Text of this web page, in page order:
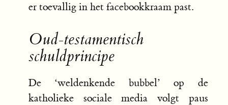
er toevallig in het facebookkraam past.
Oud-testamentisch
schuldprincipe
De ‘weldenkende bubbel’ op de
katholieke sociale media volgt paus